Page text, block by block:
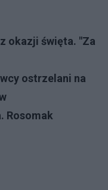
okazji święta. "Za
ostrzelani na
Rosomak